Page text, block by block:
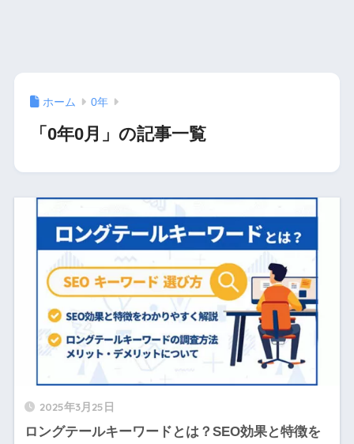
ホーム 0年
「0年0月」の記事一覧
2025年3月25日
ロングテールキーワードとは？SEO効果と特徴を